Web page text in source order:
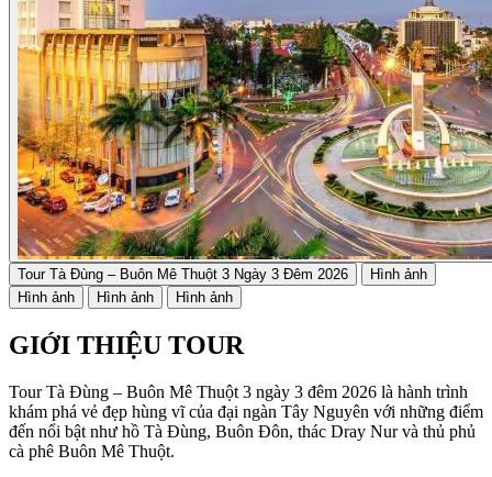
Tour Tà Đùng – Buôn Mê Thuột 3 Ngày 3 Đêm 2026
Hình ảnh
Hình ảnh
Hình ảnh Hình ảnh
GIỚI THIỆU TOUR
Tour Tà Đùng – Buôn Mê Thuột 3 ngày 3 đêm 2026 là hành trình
khám phá vẻ đẹp hùng vĩ của đại ngàn Tây Nguyên với những điểm
đến nổi bật như hồ Tà Đùng, Buôn Đôn, thác Dray Nur và thủ phủ
cà phê Buôn Mê Thuột.